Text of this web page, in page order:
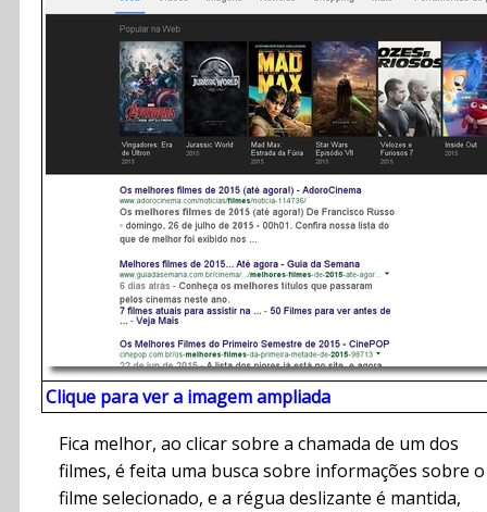
Clique para ver a imagem ampliada
Fica melhor, ao clicar sobre a chamada de um dos
filmes, é feita uma busca sobre informações sobre o
filme selecionado, e a régua deslizante é mantida,